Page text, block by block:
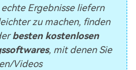
Ergebnisse liefern
zu machen, finden
besten kostenlosen
, mit denen Sie
Videos